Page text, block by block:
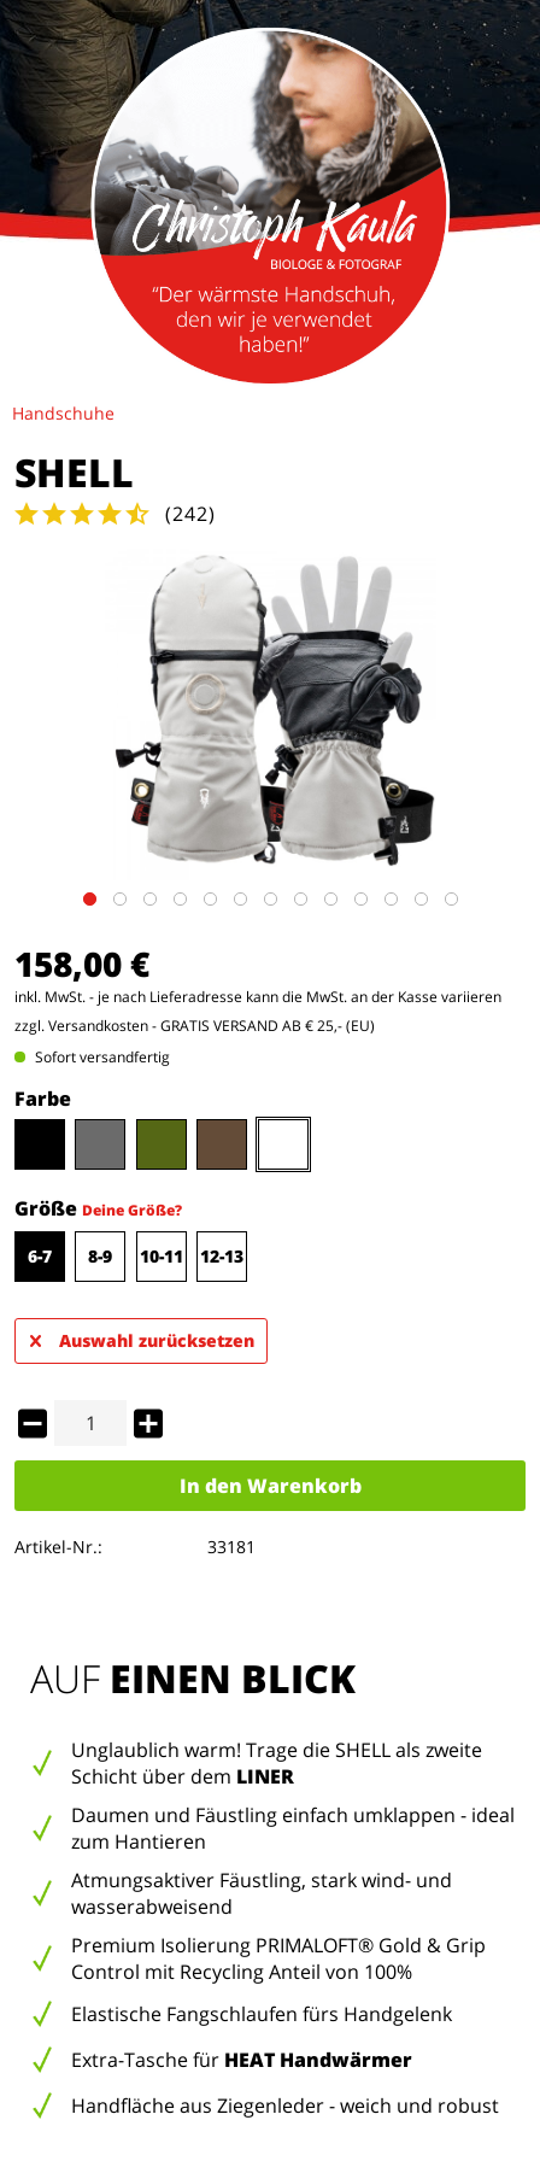
Handschuhe
SHELL
(242)
158,00 €
inkl. MwSt. - je nach Lieferadresse kann die MwSt. an der Kasse variieren
zzgl. Versandkosten- GRATIS VERSAND AB € 25,- (EU)
Sofort versandfertig
Farbe
Größe Deine Größe?
6-7 8-9 10-11 12-13
Auswahl zurücksetzen
In den Warenkorb
Artikel-Nr.: 33181
AUF EINEN BLICK
Unglaublich warm! Trage die SHELL als zweite
Schicht über dem LINER
Daumen und Fäustling einfach umklappen - ideal
zum Hantieren
Atmungsaktiver Fäustling, stark wind- und
wasserabweisend
Premium Isolierung PRIMALOFT® Gold & Grip
Control mit Recycling Anteil von 100%
Elastische Fangschlaufen fürs Handgelenk
Extra-Tasche für HEAT Handwärmer
Handfläche aus Ziegenleder - weich und robust